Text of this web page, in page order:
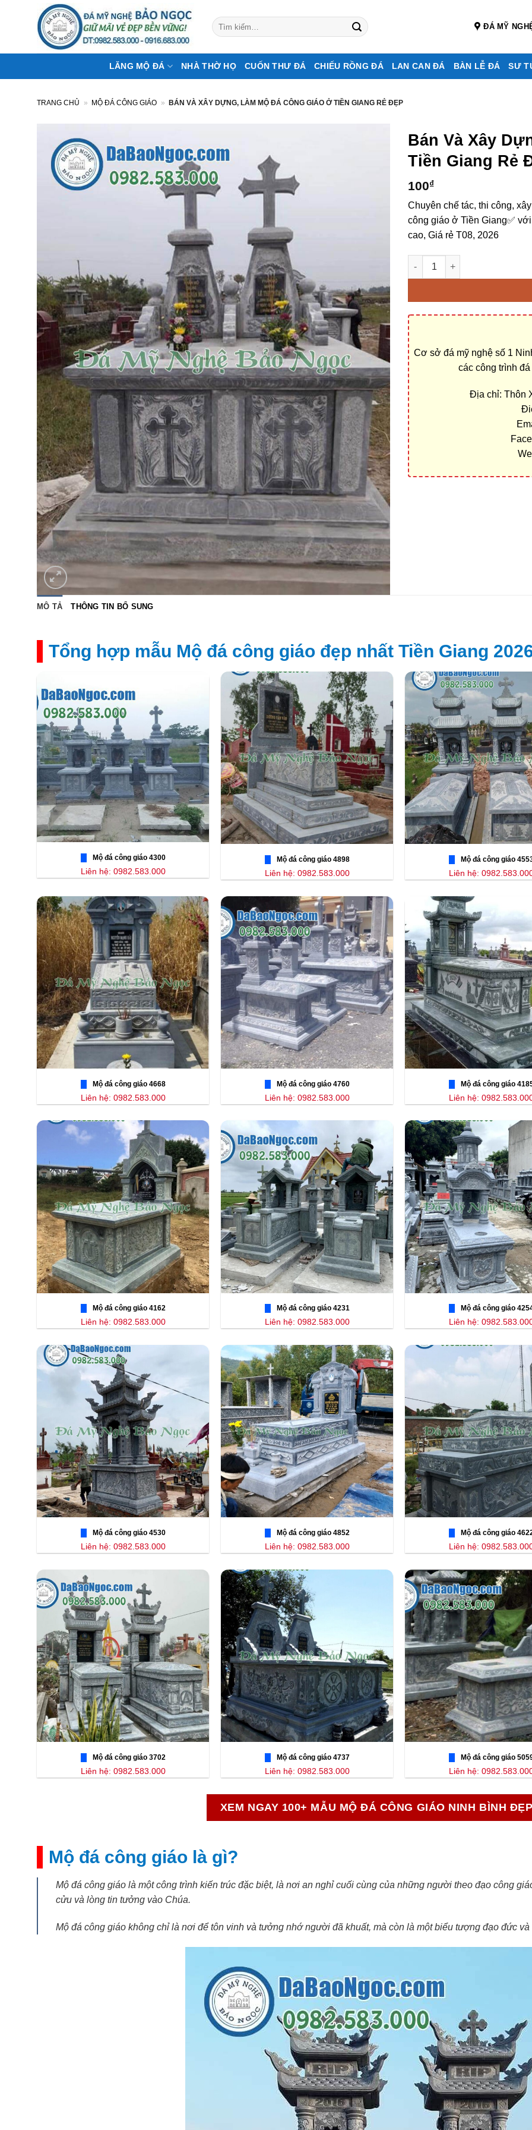
dung
Tìm
kiếm:
ĐÁ MỸ
LĂNG MỘ ĐÁ NHÀ THỜ HỌ CUỐN THƯ ĐÁ CHIẾU RỒNG ĐÁ LAN CAN ĐÁ BÀN LỄ ĐÁ SƯ
TRANG CHỦ » MỘ ĐÁ CÔNG GIÁO » BÁN VÀ XÂY DỰNG, LÀM MỘ ĐÁ CÔNG GIÁO Ở TIỀN GIANG RẺ ĐẸP
Bán Và Xây
Tiền Giang Rẻ
100₫
Chuyên chế tác, thi công,
công giáo ở Tiền Giang✅
cao, Giá rẻ T08, 2026
Bán và xây dựng, làm Mộ đá
Cơ sở đá mỹ nghệ số 1
các công trình
Địa chỉ: Thôn
MÔ TẢ THÔNG TIN BỔ SUNG
Tổng hợp mẫu Mộ đá công giáo đẹp nhất Tiền Giang
Mộ đá công giáo 4300
Liên hệ: 0982.583.000
Mộ đá công giáo 4898
Liên hệ: 0982.583.000
Mộ đá công giáo
Liên hệ:
Mộ đá công giáo 4668
Liên hệ: 0982.583.000
Mộ đá công giáo 4760
Liên hệ: 0982.583.000
Mộ đá công giáo
Liên hệ:
Mộ đá công giáo 4162
Liên hệ: 0982.583.000
Mộ đá công giáo 4231
Liên hệ: 0982.583.000
Mộ đá công giáo
Liên hệ:
Mộ đá công giáo 4530
Liên hệ: 0982.583.000
Mộ đá công giáo 4852
Liên hệ: 0982.583.000
Mộ đá công giáo
Liên hệ:
Mộ đá công giáo 3702
Liên hệ: 0982.583.000
Mộ đá công giáo 4737
Liên hệ: 0982.583.000
Mộ đá công giáo
Liên hệ:
XEM NGAY 100+ MẪU MỘ ĐÁ CÔNG GIÁO NINH BÌNH
Mộ đá công giáo là gì?
Mộ đá công giáo là một công trình kiến trúc đặc biệt, là nơi an nghỉ cuối cùng của những người theo đạo công
cửu và lòng tin tưởng vào Chúa.
Mộ đá công giáo không chỉ là nơi để tôn vinh và tưởng nhớ người đã khuất, mà còn là một biểu tượng đạo đức